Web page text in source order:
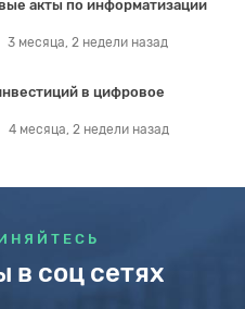
акты по информатизации
3 месяца, 2 недели назад
в цифровое
4 месяца, 2 недели назад
в соц сетях